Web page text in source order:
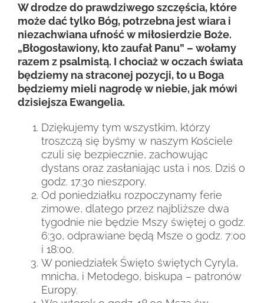
W drodze do prawdziwego szczęścia, które
może dać tylko Bóg, potrzebna jest wiara i
niezachwiana ufność w miłosierdzie Boże.
„Błogosławiony, kto zaufał Panu” – wołamy
razem z psalmistą. I chociaż w oczach świata
będziemy na straconej pozycji, to u Boga
będziemy mieli nagrodę w niebie, jak mówi
dzisiejsza Ewangelia.
Dziękujemy tym wszystkim, którzy
troszczą się byśmy w naszym Kościele
czuli się bezpiecznie, zachowując
dystans oraz zasłaniając usta i nos. Dziś o
godz. 17.30 nieszpory.
Od poniedziałku rozpoczynamy ferie
zimowe, dlatego przez najbliższe dwa
tygodnie nie będzie Mszy świętej o godz.
6:30, odprawiane będą Msze o godz. 7:00
i 18:00.
W poniedziałek Święto świętych Cyryla,
mnicha, i Metodego, biskupa – patronów
Europy.